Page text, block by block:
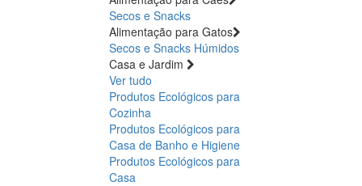
Secos e Snacks
Alimentação para Gatos
Secos e Snacks Húmidos
Casa e Jardim
Ver tudo
Produtos Ecológicos para
Cozinha
Produtos Ecológicos para
Casa de Banho e Higiene
Produtos Ecológicos para
Casa